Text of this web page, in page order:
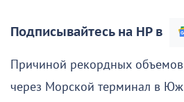
Подписывайтесь на НР в
Причиной рекордных
через Морской терминал в